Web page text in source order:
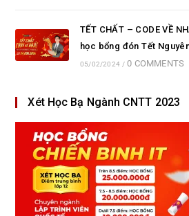
TẾT CHẤT – CODE VỀ
học bổng đón Tết
05/02/2024 / 0 COMMENTS
Xét Học Bạ Ngành CNTT 2023